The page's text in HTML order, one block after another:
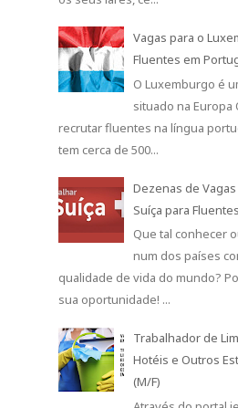
Vagas para o
Fluentes em
O Luxemburgo é
situado na Europa
recrutar fluentes na língua
tem cerca de 500...
Dezenas de
Suíça para
Que tal conhecer
num dos países
qualidade de vida do mundo?
sua oportunidade! ...
Trabalhador de
Hotéis e Outros
(M/F)